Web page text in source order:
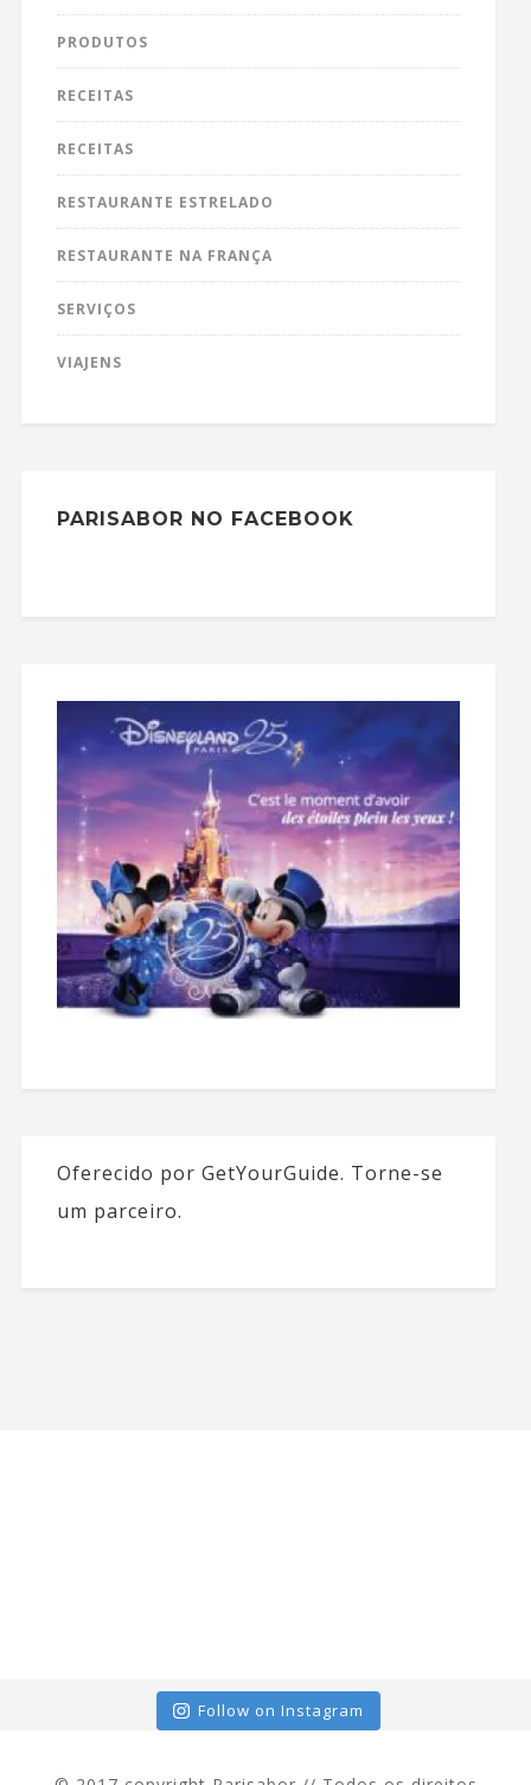
PRODUTOS
RECEITAS
RECEITAS
RESTAURANTE ESTRELADO
RESTAURANTE NA FRANÇA
SERVIÇOS
VIAJENS
PARISABOR NO FACEBOOK
Oferecido por GetYourGuide. Torne-se
um parceiro.
Follow on Instagram